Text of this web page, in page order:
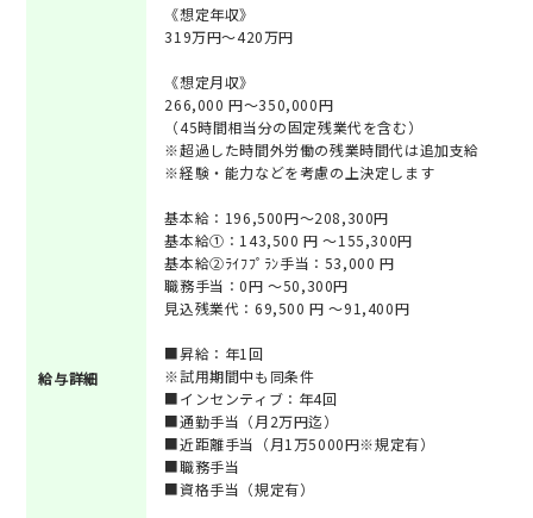
給与詳細
《想定年収》
319万円〜420万円
《想定月収》
266,000 円～350,000円
（45時間相当分の固定残業代を含む）
※超過した時間外労働の残業時間代は追加支給
※経験・能力などを考慮の上決定します
基本給：196,500円～208,300円
基本給①：143,500 円 ～155,300円
基本給②ﾗｲﾌﾌﾟﾗﾝ手当：53,000 円
職務手当：0円 ～50,300円
見込残業代：69,500 円 ～91,400円
■昇給：年1回
※試用期間中も同条件
■インセンティブ：年4回
■通勤手当（月2万円迄）
■近距離手当（月1万5000円※規定有）
■職務手当
■資格手当（規定有）